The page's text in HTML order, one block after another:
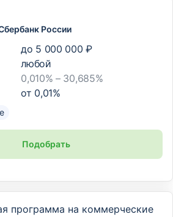
России
до 5 000 000 ₽
любой
0,010% – 30,685%
от 0,01%
Подобрать
программа на коммерческие